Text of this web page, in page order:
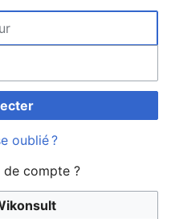
oublié ?
de compte ?